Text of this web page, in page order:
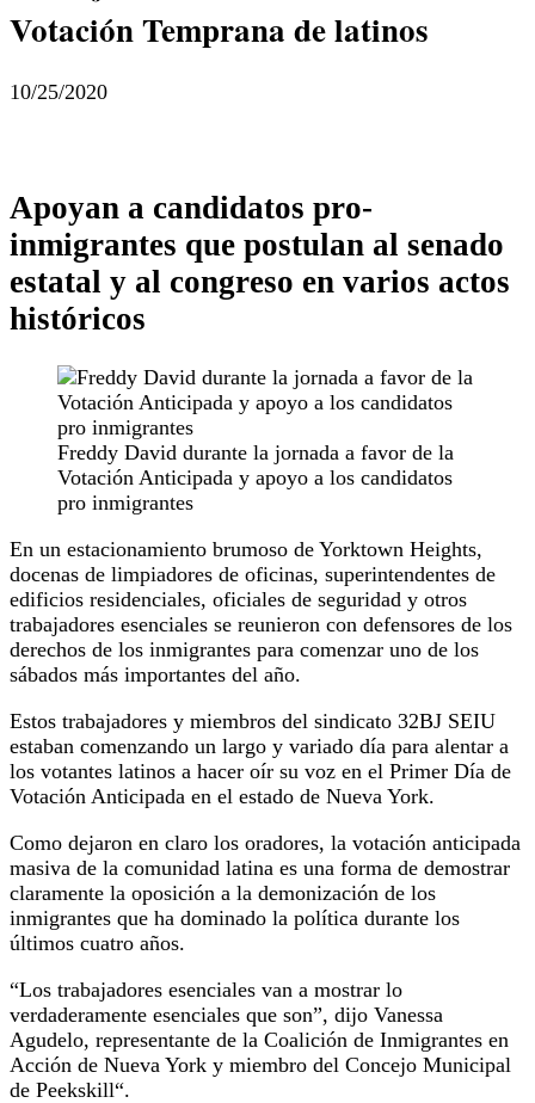
Votación Temprana de latinos
10/25/2020
Apoyan a candidatos pro-
inmigrantes que postulan al senado
estatal y al congreso en varios actos
históricos
Freddy David durante la jornada a favor de la
Votación Anticipada y apoyo a los candidatos
pro inmigrantes
En un estacionamiento brumoso de Yorktown Heights,
docenas de limpiadores de oficinas, superintendentes de
edificios residenciales, oficiales de seguridad y otros
trabajadores esenciales se reunieron con defensores de los
derechos de los inmigrantes para comenzar uno de los
sábados más importantes del año.
Estos trabajadores y miembros del sindicato 32BJ SEIU
estaban comenzando un largo y variado día para alentar a
los votantes latinos a hacer oír su voz en el Primer Día de
Votación Anticipada en el estado de Nueva York.
Como dejaron en claro los oradores, la votación anticipada
masiva de la comunidad latina es una forma de demostrar
claramente la oposición a la demonización de los
inmigrantes que ha dominado la política durante los
últimos cuatro años.
“Los trabajadores esenciales van a mostrar lo
verdaderamente esenciales que son”, dijo Vanessa
Agudelo, representante de la Coalición de Inmigrantes en
Acción de Nueva York y miembro del Concejo Municipal
de Peekskill“.